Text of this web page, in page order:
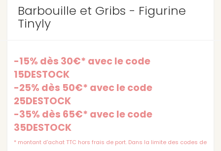
Barbouille et Gribs - Figurine
Tinyly
-15% dès 30€* avec le code
15DESTOCK
-25% dès 50€* avec le code
25DESTOCK
-35% dès 65€* avec le code
35DESTOCK
* montant d'achat TTC hors frais de port. Dans la limite des codes de